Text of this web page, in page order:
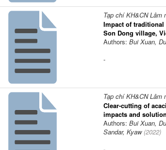
Tạp chí KH&CN Lâm
Impact of traditional
Son Dong village,
Authors: Bui Xuan,
-
Tạp chí KH&CN Lâm
Clear-cutting of
impacts and
Authors: Bui Xuan,
Sandar, Kyaw(2022)